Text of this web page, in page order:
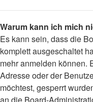
Warum kann ich mich
Es kann sein, dass die
komplett ausgeschaltet
mehr anmelden können.
Adresse oder der
möchtest, gesperrt